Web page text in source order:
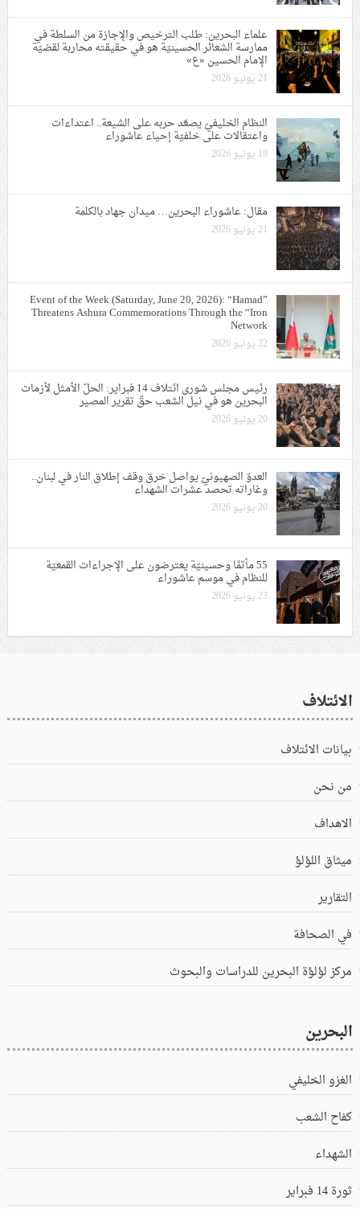
علماء البحرين: طلب الترخيص والإجازة من السلطة في
ممارسة الشعائر الحسينيّة هو في حقيقته محاربة لقضيّة
الإمام الحسين «ع»
21 يونيو 2026
النظام الخليفيّ يصعّد حربه على الشيعة.. اعتداءات
واعتقالات على خلفيّة إحياء عاشوراء
19 يونيو 2026
مقال: عاشوراء البحرين… ميدان جهاد بالكلمة
21 يونيو 2026
Event of the Week (Saturday, June 20, 2026): “Hamad”
Threatens Ashura Commemorations Through the “Iron
Network
22 يونيو 2026
رئيس مجلس شورى ائتلاف 14 فبراير: الحلّ الأمثل لأزمات
البحرين هو في نيل الشعب حقّ تقرير المصير
20 يونيو 2026
العدوّ الصهيونيّ يواصل خرق وقف إطلاق النار في لبنان..
وغاراته تحصد عشرات الشهداء
20 يونيو 2026
55 مأتمًا وحسينيّة يعترضون على الإجراءات القمعيّة
للنظام في موسم عاشوراء
23 يونيو 2026
الائتلاف
بيانات الائتلاف
من نحن
الاهداف
ميثاق اللؤلؤ
التقارير
في الصحافة
مركز لؤلؤة البحرين للدراسات والبحوث
البحرين
الغزو الخليفي
كفاح الشعب
الشهداء
ثورة 14 فبراير